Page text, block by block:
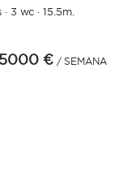
· 3 wc ·15.5m.
€ / SEMANA